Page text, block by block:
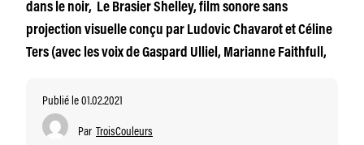
dans le noir, Le Brasier Shelley, film sonore sans
projection visuelle conçu par Ludovic Chavarot et Céline
Ters (avec les voix de Gaspard Ulliel, Marianne Faithfull,
Publié le 01.02.2021
Par TroisCouleurs